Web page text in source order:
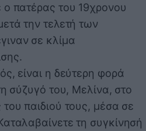
πατέρας του 19χρονου
την τελετή των
σε κλίμα
είναι η δεύτερη φορά
σύζυγό του, Μελίνα, στο
παιδιού τους, μέσα σε
τη συγκίνησή